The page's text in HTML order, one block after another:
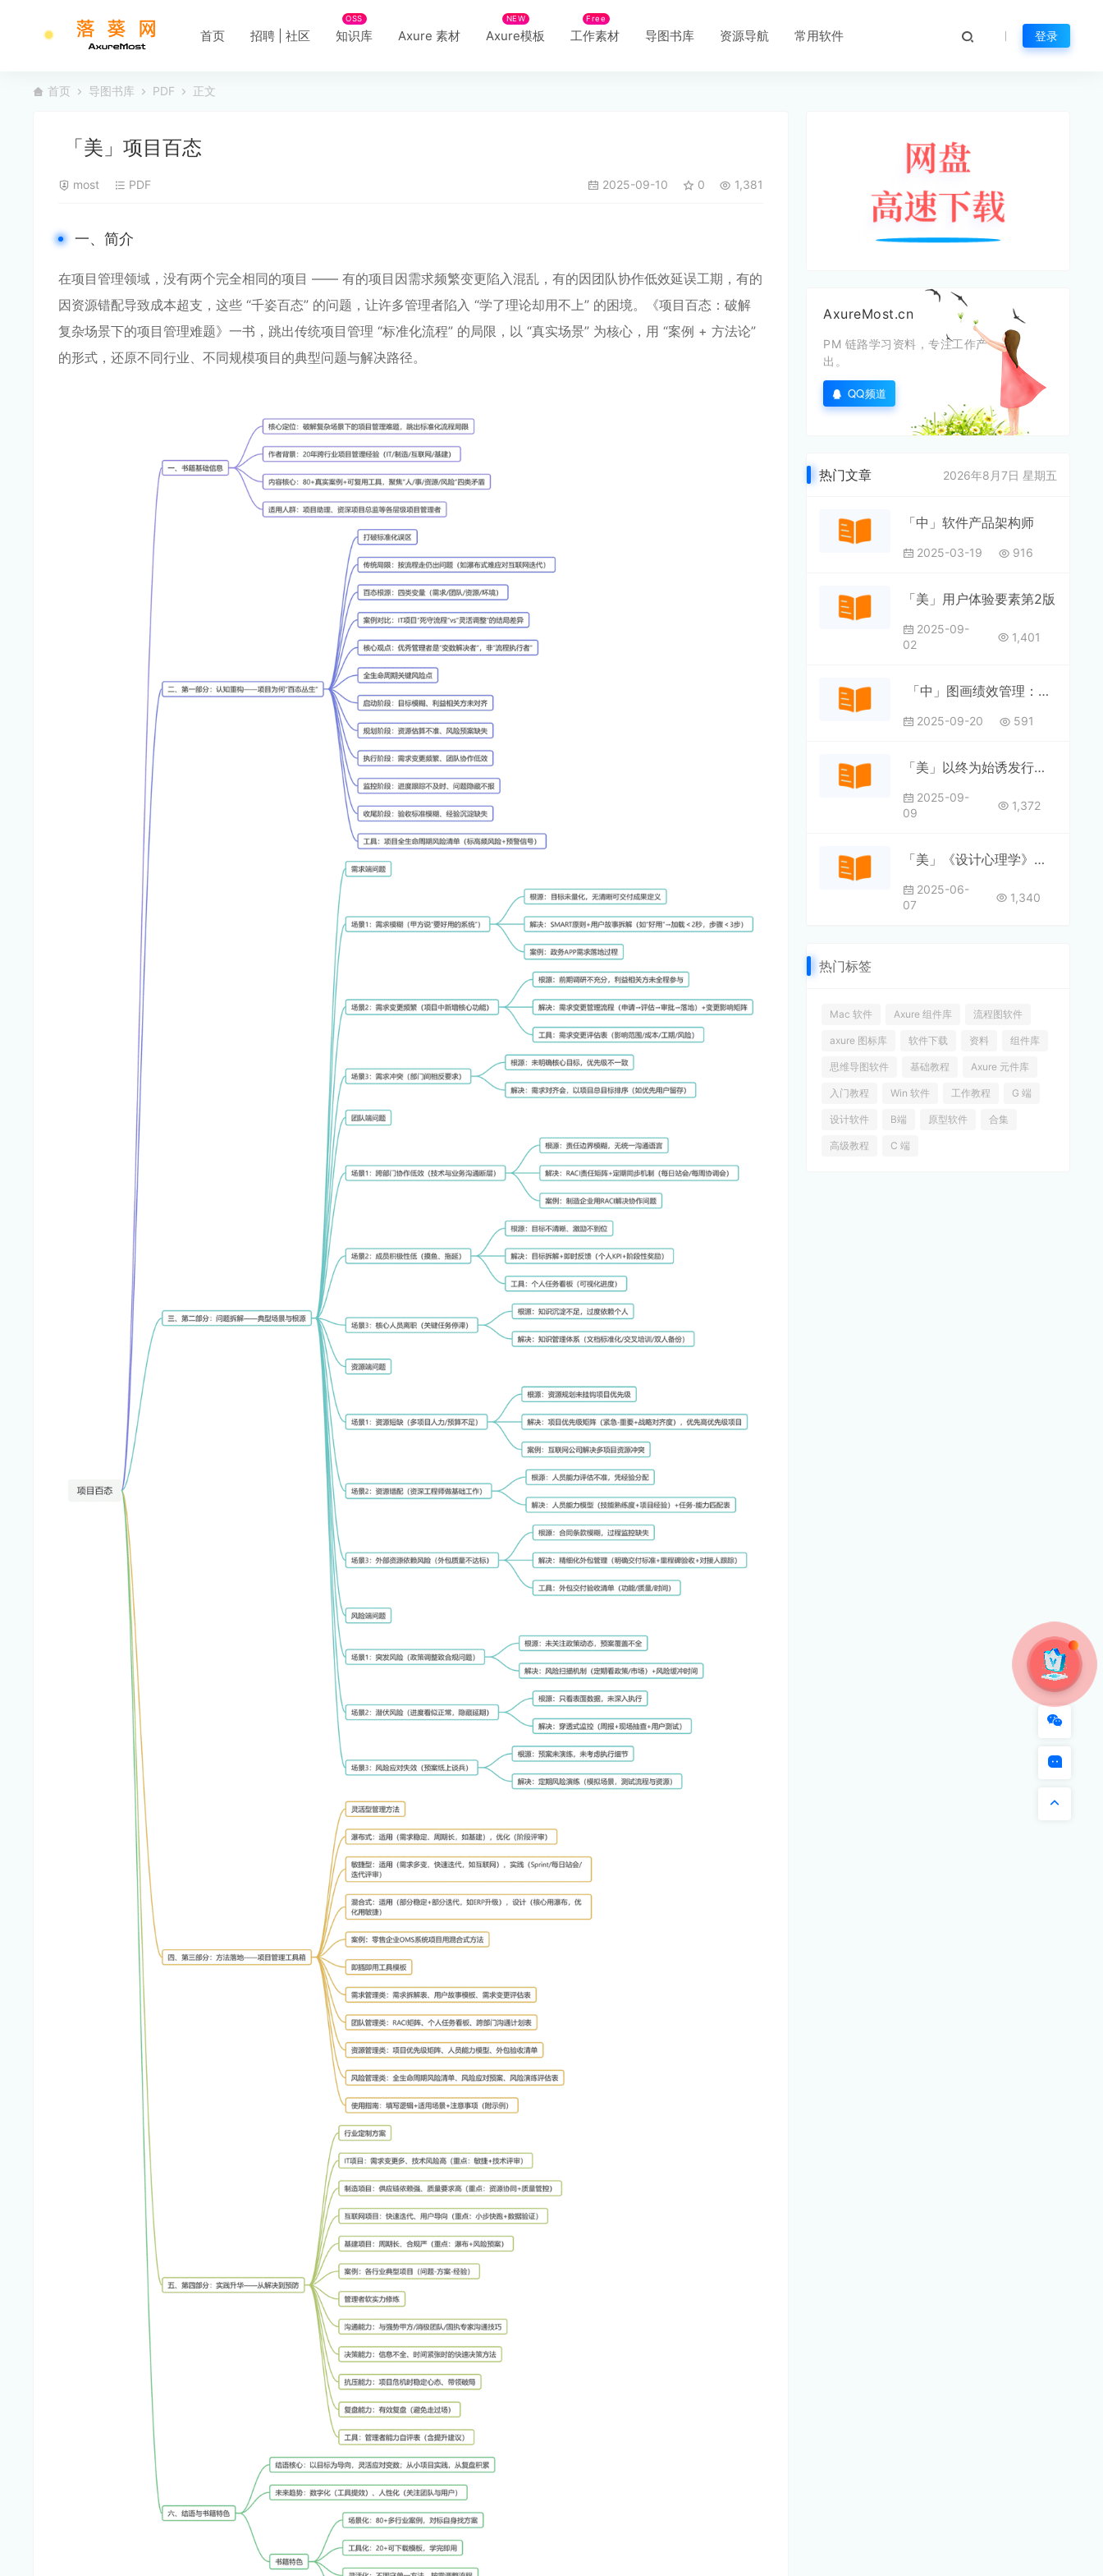
首页 招聘 | 社区 知识库
OSS
Axure 素材 Axure模板
NEW
工作素材
Free
导图书库 资源导航 常用软件 登录
首页 导图书库 PDF 正文
「美」项目百态
most PDF 2025-09-10 0 1,381
一、简介
在项目管理领域，没有两个完全相同的项目 —— 有的项目因需求频繁变更陷入混乱，有的因团队协作低效延误工期，有的
因资源错配导致成本超支，这些 “千姿百态” 的问题，让许多管理者陷入 “学了理论却用不上” 的困境。《项目百态：破解
复杂场景下的项目管理难题》一书，跳出传统项目管理 “标准化流程” 的局限，以 “真实场景” 为核心，用 “案例 + 方法论”
的形式，还原不同行业、不同规模项目的典型问题与解决路径。
AxureMost.cn
PM 链路学习资料，专注工作产
出。
QQ频道
热门文章 2026年8月7日 星期五
「中」软件产品架构师
2025-03-19 916
「美」用户体验要素第2版
2025-09-
02
1,401
「中」图画绩效管理：让管理变得更直观
2025-09-20 591
「美」以终为始诱发行为改变
2025-09-
09
1,372
「美」《设计心理学》（全四册）
2025-06-
07
1,340
热门标签
Mac 软件 Axure 组件库 流程图软件
axure 图标库 软件下载 资料 组件库
思维导图软件 基础教程 Axure 元件库
入门教程 Win 软件 工作教程 G 端
设计软件 B端 原型软件 合集
高级教程 C 端